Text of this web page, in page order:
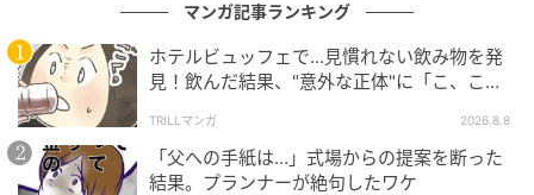
マンガ記事ランキング
ホテルビュッフェで…見慣れない飲み物を発
見！飲んだ結果、"意外な正体"に「こ、これ
TRILLマンガ 2026.8.8
「父への手紙は…」式場からの提案を断った
結果。プランナーが絶句したワケ